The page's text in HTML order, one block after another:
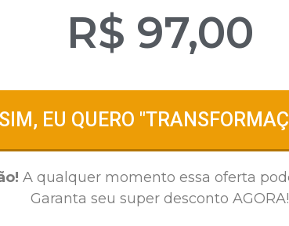
R$ 97,00
SIM, EU QUERO
A qualquer momento essa oferta
Garanta seu super desconto AGORA!